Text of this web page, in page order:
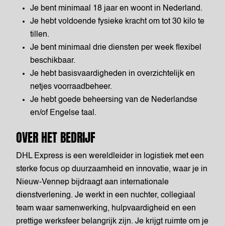
Je bent minimaal 18 jaar en woont in Nederland.
Je hebt voldoende fysieke kracht om tot 30 kilo te
tillen.
Je bent minimaal drie diensten per week flexibel
beschikbaar.
Je hebt basisvaardigheden in overzichtelijk en
netjes voorraadbeheer.
Je hebt goede beheersing van de Nederlandse
en/of Engelse taal.
OVER HET BEDRIJF
DHL Express is een wereldleider in logistiek met een
sterke focus op duurzaamheid en innovatie, waar je in
Nieuw-Vennep bijdraagt aan internationale
dienstverlening. Je werkt in een nuchter, collegiaal
team waar samenwerking, hulpvaardigheid en een
prettige werksfeer belangrijk zijn. Je krijgt ruimte om je